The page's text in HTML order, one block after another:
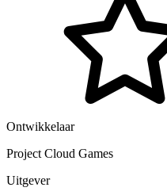
Ontwikkelaar
Project Cloud Games
Uitgever